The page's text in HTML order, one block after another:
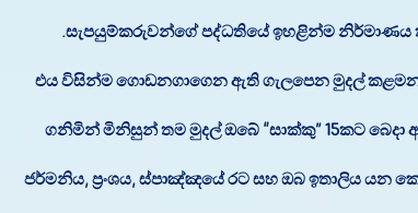
සැපයුම්කරුවන්ගේ පද්ධතියේ ඉහළින්ම නිර්මාණය
එය විසින්ම ගොඩනගාගෙන ඇති ගැලපෙන මුදල්
ගනිමින් මිනිසුන් තම මුදල් ඔබේ “සාක්කු” 15කට
ජර්මනිය, ප්‍රංශය, ස්පාඤ්ඤයේ රට සහ ඔබ ඉතාලිය යන